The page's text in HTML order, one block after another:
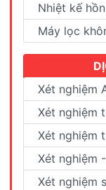
Nhiệt kế
Máy lọc
Xét nghiệm
Xét nghiệm
Xét nghiệm
Xét nghiệm
Xét nghiệm